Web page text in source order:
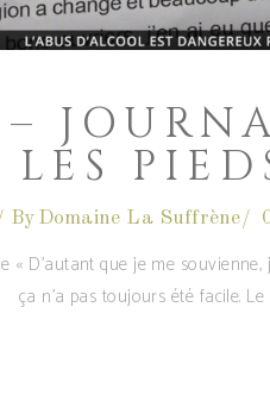
LES
By Domaine La Suffrène
« D’autant que je me
ça n’a pas toujours été facile.